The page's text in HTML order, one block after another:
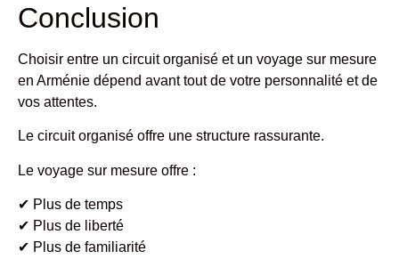
Conclusion
Choisir entre un circuit organisé et un voyage sur mesure
en Arménie dépend avant tout de votre personnalité et de
vos attentes.
Le circuit organisé offre une structure rassurante.
Le voyage sur mesure offre :
✔ Plus de temps
✔ Plus de liberté
✔ Plus de familiarité